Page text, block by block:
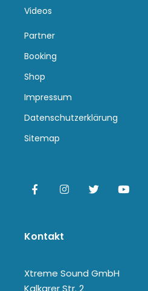
Videos
Partner
Booking
Shop
Impressum
Datenschutzerklärung
Sitemap
Kontakt
Xtreme Sound GmbH
Kalkarer Str. 2